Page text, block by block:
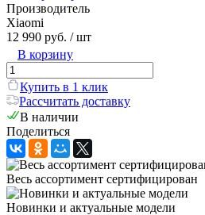
Производитель
Xiaomi
12 990 руб. / шт
В корзину
Купить в 1 клик
Рассчитать доставку
В наличии
Поделиться
Весь ассортимент сертифицирован
Новинки и актуальные модели